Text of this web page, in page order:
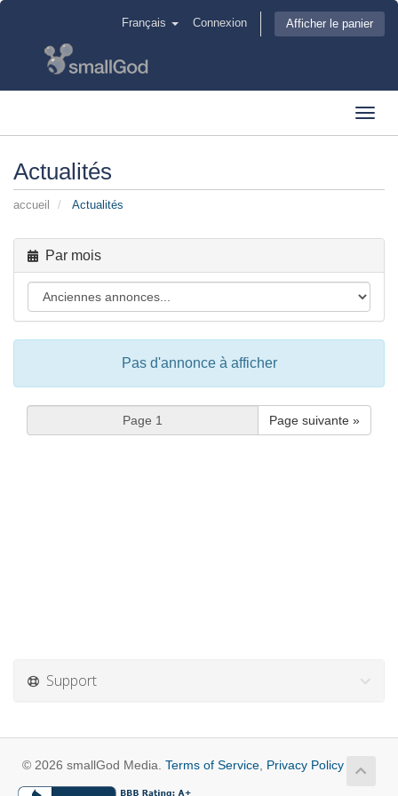
Français Connexion Afficher le panier
Actualités
accueil Actualités
Par mois
Pas d'annonce à afficher
Page suivante »
Support
© 2026 smallGod Media. Terms of Service Privacy Policy